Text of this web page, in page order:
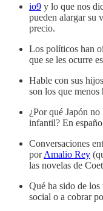
io9 y lo que nos
pueden alargar su
precio.
Los políticos han
que se les ocurre
Hable con sus
son los que menos
¿Por qué Japón
infantil? En
Conversaciones
porAmalio Rey
las novelas de
Qué ha sido de los
social o a cobrar